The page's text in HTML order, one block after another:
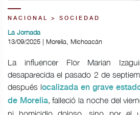
NACIONAL > SOCIEDAD
La Jornada
13/09/2025 | Morelia, Michoacán
La influencer Flor Marian
desaparecida el pasado 2 de
después localizada en grave
de Morelia, falleció la noche del